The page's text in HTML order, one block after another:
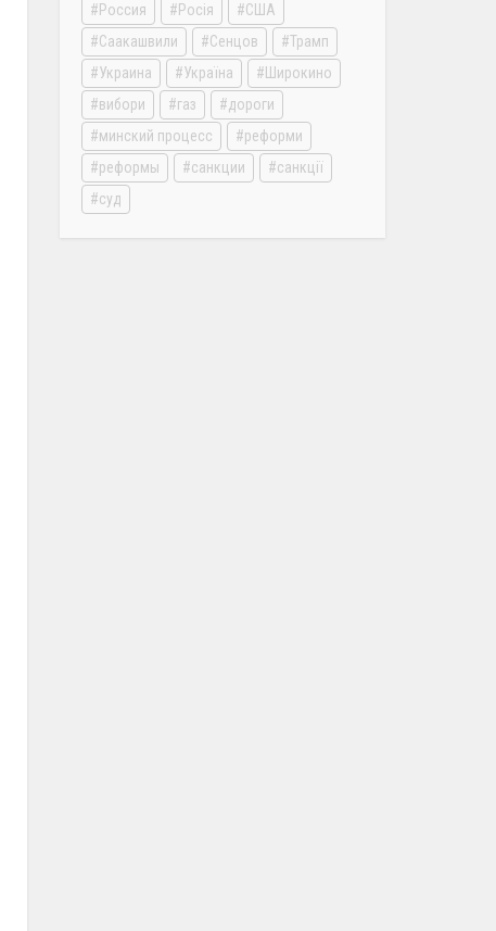
Россия
Росія
США
Саакашвили
Сенцов
Трамп
Украина
Україна
Широкино
вибори
газ
дороги
минский процесс
реформи
реформы
санкции
санкції
суд